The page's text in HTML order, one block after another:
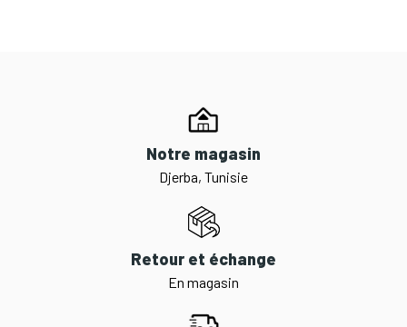
Notre magasin
Djerba, Tunisie
Retour et échange
En magasin